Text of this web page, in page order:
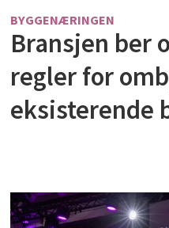
BYGGENÆRINGEN
Bransjen ber
regler for
eksisterende